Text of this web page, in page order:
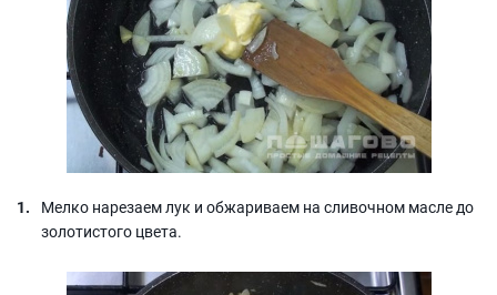
Мелко нарезаем лук и обжариваем на сливочном масле до
золотистого цвета.